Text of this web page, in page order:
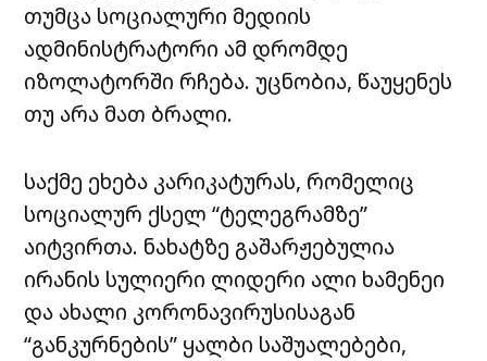
თუმცა სოციალური მედიის
ადმინისტრატორი ამ დრომდე
იზოლატორში რჩება. უცნობია, წაუყენეს
თუ არა მათ ბრალი.
საქმე ეხება კარიკატურას, რომელიც
სოციალურ ქსელ “ტელეგრამზე”
აიტვირთა. ნახატზე გაშარჟებულია
ირანის სულიერი ლიდერი ალი ხამენეი
და ახალი კორონავირუსისაგან
“განკურნების” ყალბი საშუალებები,